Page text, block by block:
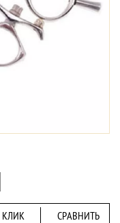
КЛИК СРАВНИТЬ